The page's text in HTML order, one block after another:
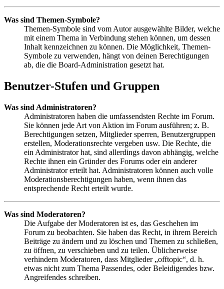
Was sind Themen-Symbole?
Themen-Symbole sind vom Autor ausgewählte Bilder, welche
mit einem Thema in Verbindung stehen können, um dessen
Inhalt kennzeichnen zu können. Die Möglichkeit, Themen-
Symbole zu verwenden, hängt von deinen Berechtigungen
ab, die die Board-Administration gesetzt hat.
Benutzer-Stufen und Gruppen
Was sind Administratoren?
Administratoren haben die umfassendsten Rechte im Forum.
Sie können jede Art von Aktion im Forum ausführen; z. B.
Berechtigungen setzen, Mitglieder sperren, Benutzergruppen
erstellen, Moderationsrechte vergeben usw. Die Rechte, die
ein Administrator hat, sind allerdings davon abhängig, welche
Rechte ihnen ein Gründer des Forums oder ein anderer
Administrator erteilt hat. Administratoren können auch volle
Moderationsberechtigungen haben, wenn ihnen das
entsprechende Recht erteilt wurde.
Was sind Moderatoren?
Die Aufgabe der Moderatoren ist es, das Geschehen im
Forum zu beobachten. Sie haben das Recht, in ihrem Bereich
Beiträge zu ändern und zu löschen und Themen zu schließen,
zu öffnen, zu verschieben und zu teilen. Üblicherweise
verhindern Moderatoren, dass Mitglieder „offtopic“, d. h.
etwas nicht zum Thema Passendes, oder Beleidigendes bzw.
Angreifendes schreiben.